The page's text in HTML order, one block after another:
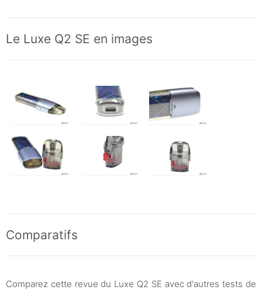
Le Luxe Q2 SE en images
Comparatifs
Comparez cette revue du Luxe Q2 SE avec d'autres tests de